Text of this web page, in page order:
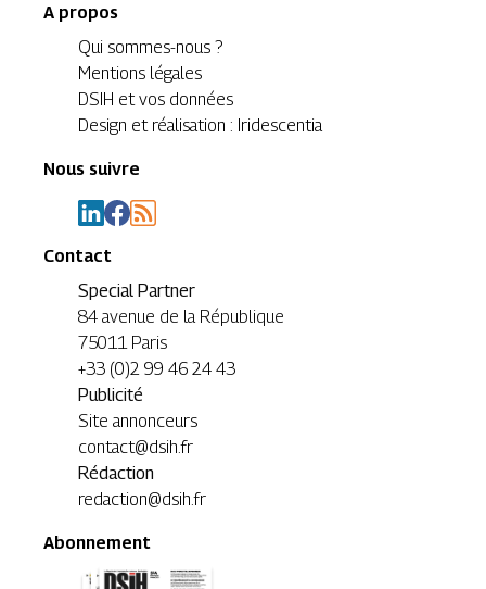
A propos
Qui sommes-nous ?
Mentions légales
DSIH et vos données
Design et réalisation : Iridescentia
Nous suivre
Contact
Special Partner
84 avenue de la République
75011 Paris
+33 (0)2 99 46 24 43
Publicité
Site annonceurs
contact@dsih.fr
Rédaction
redaction@dsih.fr
Abonnement